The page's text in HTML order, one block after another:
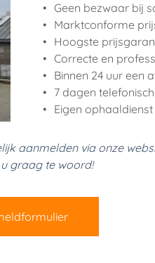
Geen bezwaar bij
Marktconforme
Hoogste
Correcte en
Binnen 24 uur een
7 dagen
Eigen
aanmelden via onze
graag te woord!